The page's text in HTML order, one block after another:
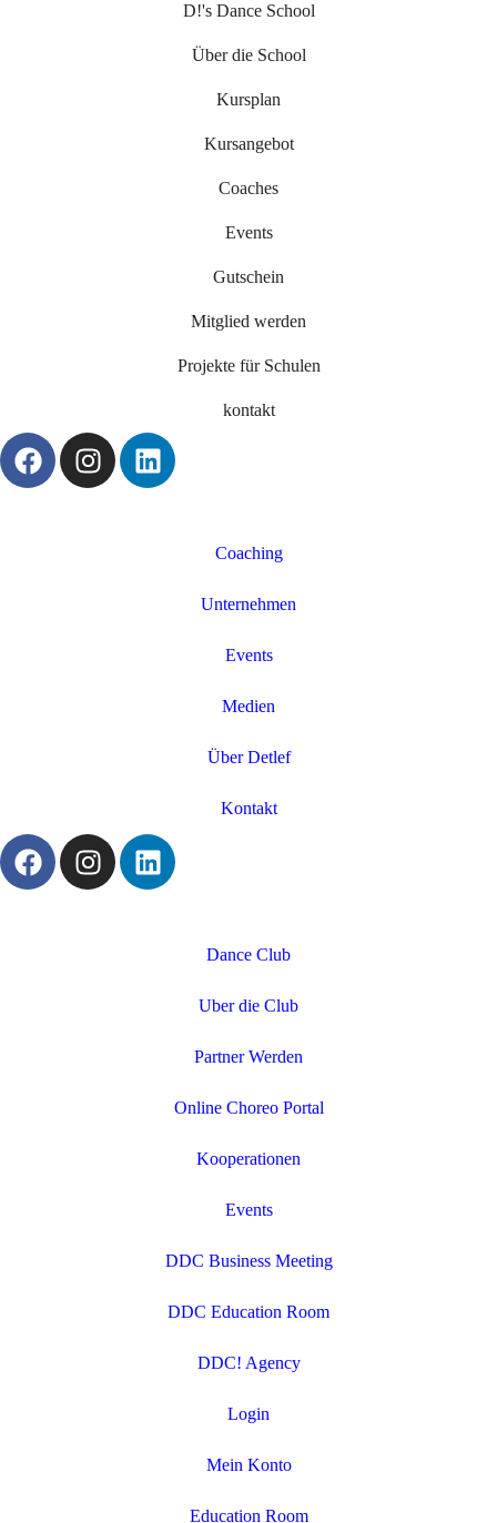
D!'s Dance School
Über die School
Kursplan
Kursangebot
Coaches
Events
Gutschein
Mitglied werden
Projekte für Schulen
kontakt
Coaching
Unternehmen
Events
Medien
Über Detlef
Kontakt
Dance Club
Uber die Club
Partner Werden
Online Choreo Portal
Kooperationen
Events
DDC Business Meeting
DDC Education Room
DDC! Agency
Login
Mein Konto
Education Room